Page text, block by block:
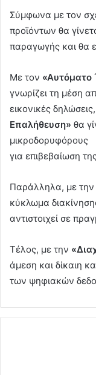
Σύμφωνα με τον
προϊόντων θα
παραγωγής και θα
Με τον «Αυτόµατο
γνωρίζει τη µέση
εικονικές
Επαλήθευση» θα
µικροδορυφόρους
για επιβεβαίωση
Παράλληλα, με την
κύκλωµα
αντιστοιχεί σε
Τέλος, με την
άµεση και δίκαιη
των ψηφιακών